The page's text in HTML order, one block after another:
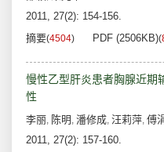
2011, 27(2): 154-156.
摘要(4504) PDF (2506KB)(
慢性乙型肝炎患者胸腺近期
性
李丽, 陈明 , 潘修成, 汪莉萍, 傅
2011, 27(2): 157-160.